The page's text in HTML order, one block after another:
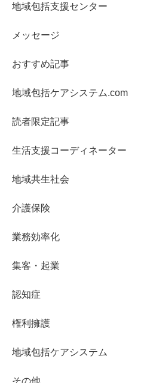
地域包括支援センター
メッセージ
おすすめ記事
地域包括ケアシステム.com
読者限定記事
生活支援コーディネーター
地域共生社会
介護保険
業務効率化
集客・起業
認知症
権利擁護
地域包括ケアシステム
その他